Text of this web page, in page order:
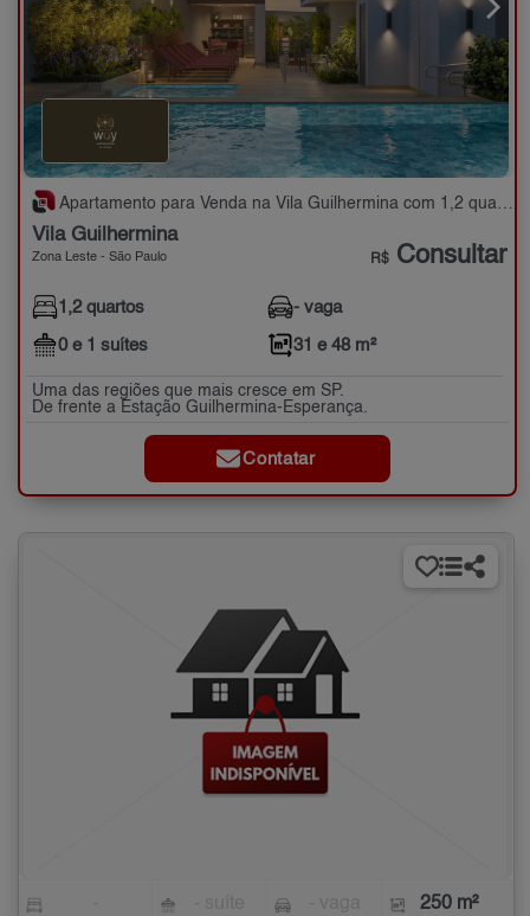
Apartamento para Venda na Vila Guilhermina com 1,2 quartos - 31 e 48 m²
Vila Guilhermina
Zona Leste - São Paulo R$ Consultar
1,2 quartos
0 e 1 suítes
- vaga
31 e 48 m²
Uma das regiões que mais cresce em SP.
De frente a Estação Guilhermina-Esperança.
Contatar
250 m²